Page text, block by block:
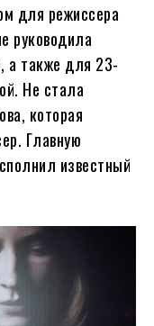
для режиссера
руководила
а также для 23-
Не стала
которая
Главную
известный